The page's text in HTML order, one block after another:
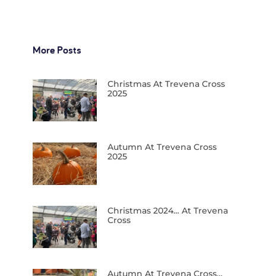
More Posts
Christmas At Trevena Cross
2025
Autumn At Trevena Cross
2025
Christmas 2024… At Trevena
Cross
Autumn At Trevena Cross…